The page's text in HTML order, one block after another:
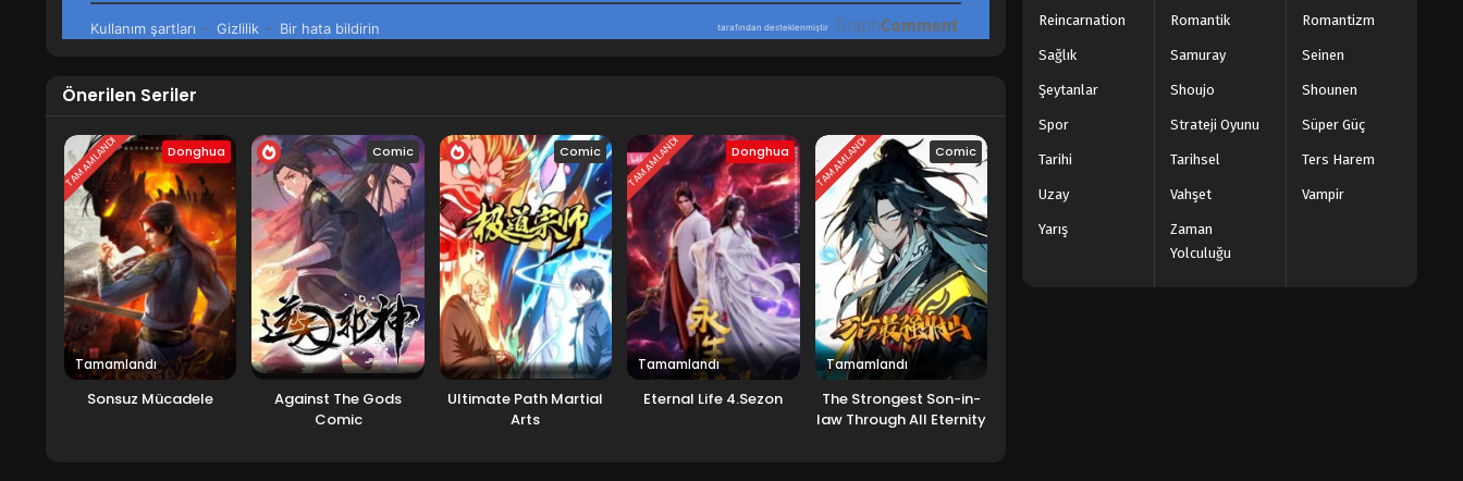
Önerilen Seriler
TAMAMLANDI Donghua
Tamamlandı
Sonsuz Mücadele
Comic
Against The Gods
Comic
Comic
Ultimate Path Martial
Arts
TAMAMLANDI Donghua
Tamamlandı
Eternal Life 4.Sezon
TAMAMLANDI Comic
Tamamlandı
The Strongest Son-in-
law Through All Eternity
Reincarnation Romantik Romantizm
Sağlık Samuray Seinen
Şeytanlar Shoujo Shounen
Spor Strateji Oyunu Süper Güç
Tarihi Tarihsel Ters Harem
Uzay Vahşet Vampir
Yarış
Zaman
Yolculuğu